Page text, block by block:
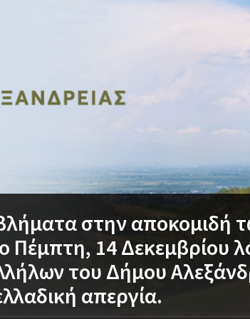
στην αποκομιδή
Πέμπτη, 14 Δεκεμβρίου
του Δήμου
απεργία.